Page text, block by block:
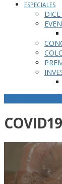
ESPECIALES
COVID19